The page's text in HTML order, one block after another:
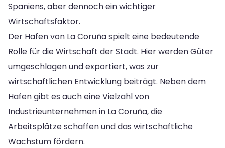
Spaniens, aber dennoch ein wichtiger
Wirtschaftsfaktor.
Der Hafen von La Coruña spielt eine bedeutende
Rolle für die Wirtschaft der Stadt. Hier werden Güter
umgeschlagen und exportiert, was zur
wirtschaftlichen Entwicklung beiträgt. Neben dem
Hafen gibt es auch eine Vielzahl von
Industrieunternehmen in La Coruña, die
Arbeitsplätze schaffen und das wirtschaftliche
Wachstum fördern.